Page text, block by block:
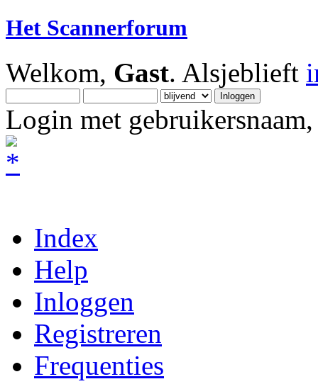
Het Scannerforum
Welkom, Gast. Alsjeblieft
Login met
Index
Help
Inloggen
Registreren
Frequenties